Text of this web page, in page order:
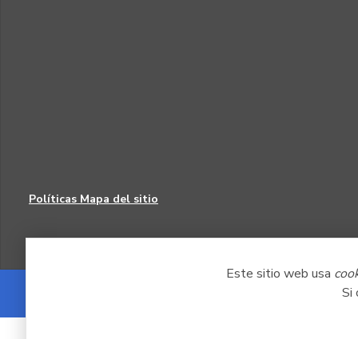
Este sitio web usa
Si
Políticas Mapa del sitio